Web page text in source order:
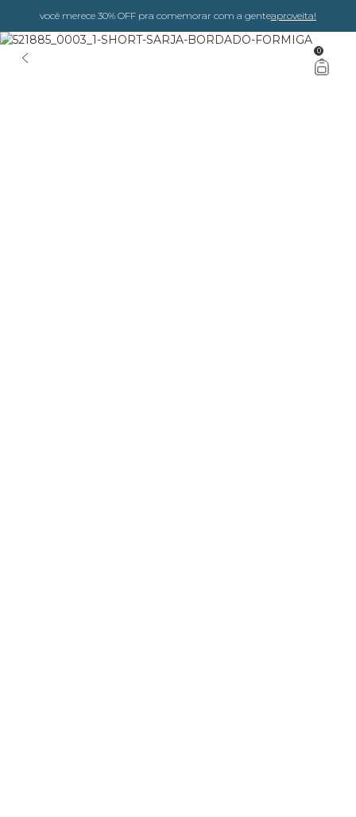
você merece 30% OFF pra comemorar com a genteaproveita!
0